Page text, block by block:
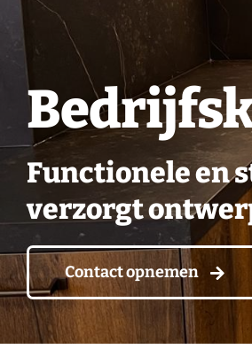
Functionele en
verzorgt
Contact opnemen